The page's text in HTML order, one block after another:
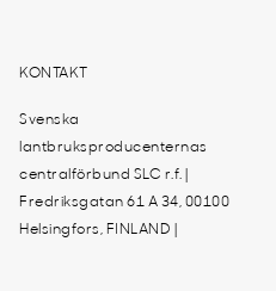
KONTAKT
Svenska
lantbruksproducenternas
centralförbund SLC r.f. |
Fredriksgatan 61 A 34, 00100
Helsingfors, FINLAND |